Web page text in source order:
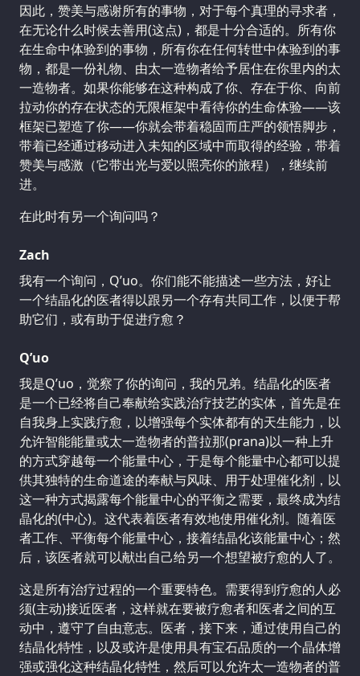
因此，赞美与感谢所有的事物，对于每个真理的寻求者，
在无论什么时候去善用(这点)，都是十分合适的。所有你
在生命中体验到的事物，所有你在任何转世中体验到的事
物，都是一份礼物、由太一造物者给予居住在你里内的太
一造物者。如果你能够在这种构成了你、存在于你、向前
拉动你的存在状态的无限框架中看待你的生命体验——该
框架已塑造了你——你就会带着稳固而庄严的领悟脚步，
带着已经通过移动进入未知的区域中而取得的经验，带着
赞美与感激（它带出光与爱以照亮你的旅程），继续前
进。
在此时有另一个询问吗？
Zach
我有一个询问，Q’uo。你们能不能描述一些方法，好让
一个结晶化的医者得以跟另一个存有共同工作，以便于帮
助它们，或有助于促进疗愈？
Q’uo
我是Q’uo，觉察了你的询问，我的兄弟。结晶化的医者
是一个已经将自己奉献给实践治疗技艺的实体，首先是在
自我身上实践疗愈，以增强每个实体都有的天生能力，以
允许智能能量或太一造物者的普拉那(prana)以一种上升
的方式穿越每一个能量中心，于是每个能量中心都可以提
供其独特的生命道途的奉献与风味、用于处理催化剂，以
这一种方式揭露每个能量中心的平衡之需要，最终成为结
晶化的(中心)。这代表着医者有效地使用催化剂。随着医
者工作、平衡每个能量中心，接着结晶化该能量中心；然
后，该医者就可以献出自己给另一个想望被疗愈的人了。
这是所有治疗过程的一个重要特色。需要得到疗愈的人必
须(主动)接近医者，这样就在要被疗愈者和医者之间的互
动中，遵守了自由意志。医者，接下来，通过使用自己的
结晶化特性，以及或许是使用具有宝石品质的一个晶体增
强或强化这种结晶化特性，然后可以允许太一造物者的普